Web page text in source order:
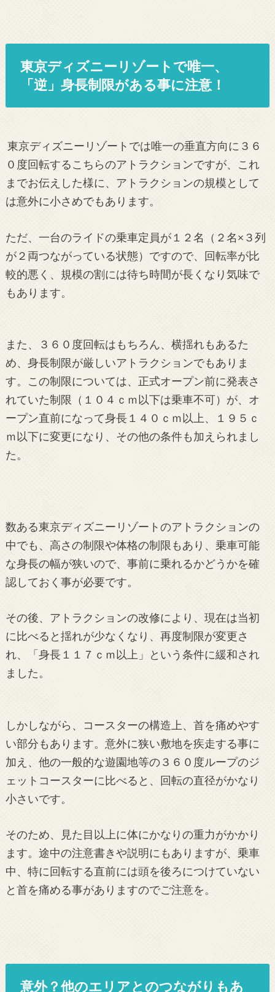
東京ディズニーリゾートで唯一、
「逆」身長制限がある事に注意！
東京ディズニーリゾートでは唯一の垂直方向に３６
０度回転するこちらのアトラクションですが、これ
までお伝えした様に、アトラクションの規模として
は意外に小さめでもあります。
ただ、一台のライドの乗車定員が１２名（２名×３列
が２両つながっている状態）ですので、回転率が比
較的悪く、規模の割には待ち時間が長くなり気味で
もあります。
また、３６０度回転はもちろん、横揺れもあるた
め、身長制限が厳しいアトラクションでもありま
す。この制限については、正式オープン前に発表さ
れていた制限（１０４ｃｍ以下は乗車不可）が、オ
ープン直前になって身長１４０ｃｍ以上、１９５ｃ
ｍ以下に変更になり、その他の条件も加えられまし
た。
数ある東京ディズニーリゾートのアトラクションの
中でも、高さの制限や体格の制限もあり、乗車可能
な身長の幅が狭いので、事前に乗れるかどうかを確
認しておく事が必要です。
その後、アトラクションの改修により、現在は当初
に比べると揺れが少なくなり、再度制限が変更さ
れ、「身長１１７ｃｍ以上」という条件に緩和され
ました。
しかしながら、コースターの構造上、首を痛めやす
い部分もあります。意外に狭い敷地を疾走する事に
加え、他の一般的な遊園地等の３６０度ループのジ
ェットコースターに比べると、回転の直径がかなり
小さいです。
そのため、見た目以上に体にかなりの重力がかかり
ます。途中の注意書きや説明にもありますが、乗車
中、特に回転する直前には頭を後ろにつけていない
と首を痛める事がありますのでご注意を。
意外？他のエリアとのつながりもあ